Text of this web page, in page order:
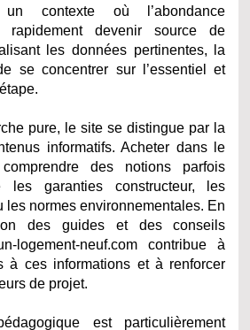
contexte où l’abondance
rapidement devenir source de
les données pertinentes, la
se concentrer sur l’essentiel et
pure, le site se distingue par la
informatifs. Acheter dans le
des notions parfois
les garanties constructeur, les
les normes environnementales. En
des guides et des conseils
logement-neuf.com contribue à
à ces informations et à renforcer
de projet.
est particulièrement